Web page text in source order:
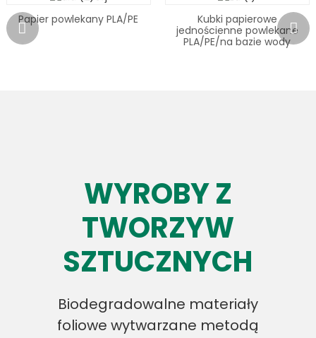
Papier powlekany PLA/PE
Kubki papierowe
jednościenne powlekane
PLA/PE/na bazie wody
WYROBY Z
TWORZYW
SZTUCZNYCH
Biodegradowalne materiały
foliowe wytwarzane metodą